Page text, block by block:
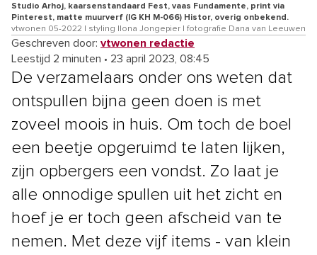
Studio Arhoj, kaarsenstandaard Fest, vaas Fundamente, print via
Pinterest, matte muurverf (IG KH M-066) Histor, overig onbekend.
vtwonen 05-2022 | styling Ilona Jongepier | fotografie Dana van Leeuwen
Geschreven door: vtwonen redactie
Leestijd 2 minuten • 23 april 2023, 08:45
De verzamelaars onder ons weten dat
ontspullen bijna geen doen is met
zoveel moois in huis. Om toch de boel
een beetje opgeruimd te laten lijken,
zijn opbergers een vondst. Zo laat je
alle onnodige spullen uit het zicht en
hoef je er toch geen afscheid van te
nemen. Met deze vijf items - van klein